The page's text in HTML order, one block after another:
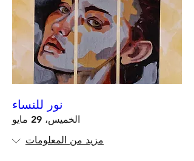
نور للنساء
الخميس، 29 مايو
مزيد من المعلومات